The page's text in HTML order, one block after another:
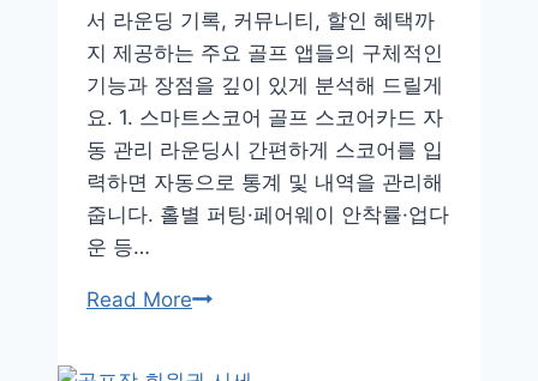
서 라운딩 기록, 커뮤니티, 할인 혜택까
지 제공하는 주요 골프 앱들의 구체적인
기능과 장점을 깊이 있게 분석해 드릴게
요. 1. 스마트스코어 골프 스코어카드 자
동 관리 라운딩시 간편하게 스코어를 입
력하면 자동으로 통계 및 내역을 관리해
줍니다. 홀별 퍼팅·페어웨이 안착률·업다
운 등…
Read More골